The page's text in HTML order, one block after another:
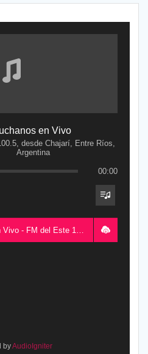
en Vivo
desde Chajarí, Entre Ríos,
Argentina
00:00
byAudioIgniter